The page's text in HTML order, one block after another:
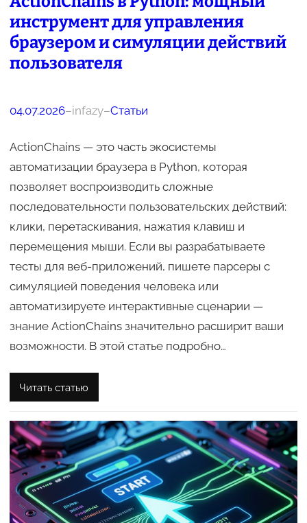
инструмент для управления
браузером и симуляции действий
пользователя
04.07.2026–infazy–Статьи
ActionChains — это часть экосистемы
автоматизации браузера в Python, которая
позволяет воспроизводить сложные
последовательности пользовательских действий:
клики, перетаскивания, нажатия клавиш и
перемещения мыши. Если вы разрабатываете
тесты для веб-приложений, пишете парсеры с
симуляцией поведения человека или
автоматизируете интерактивные сценарии —
знание ActionChains значительно расширит ваши
возможности. В этой статье подробно…
Читать статью